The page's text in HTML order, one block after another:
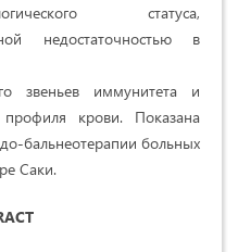
статуса,
недостаточностью в
звеньев иммунитета и
крови. Показана
бальнеотерапии больных
Саки.